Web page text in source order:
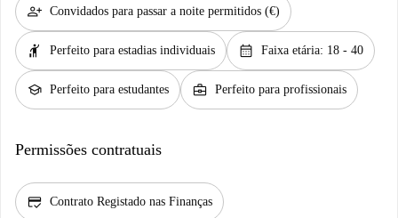
person_add Convidados para passar a noite permitidos (€)
hail Perfeito para estadias individuais calendar_month Faixa etária: 18 - 40
school Perfeito para estudantes business_center Perfeito para profissionais
Permissões contratuais
credit_score Contrato Registado nas Finanças